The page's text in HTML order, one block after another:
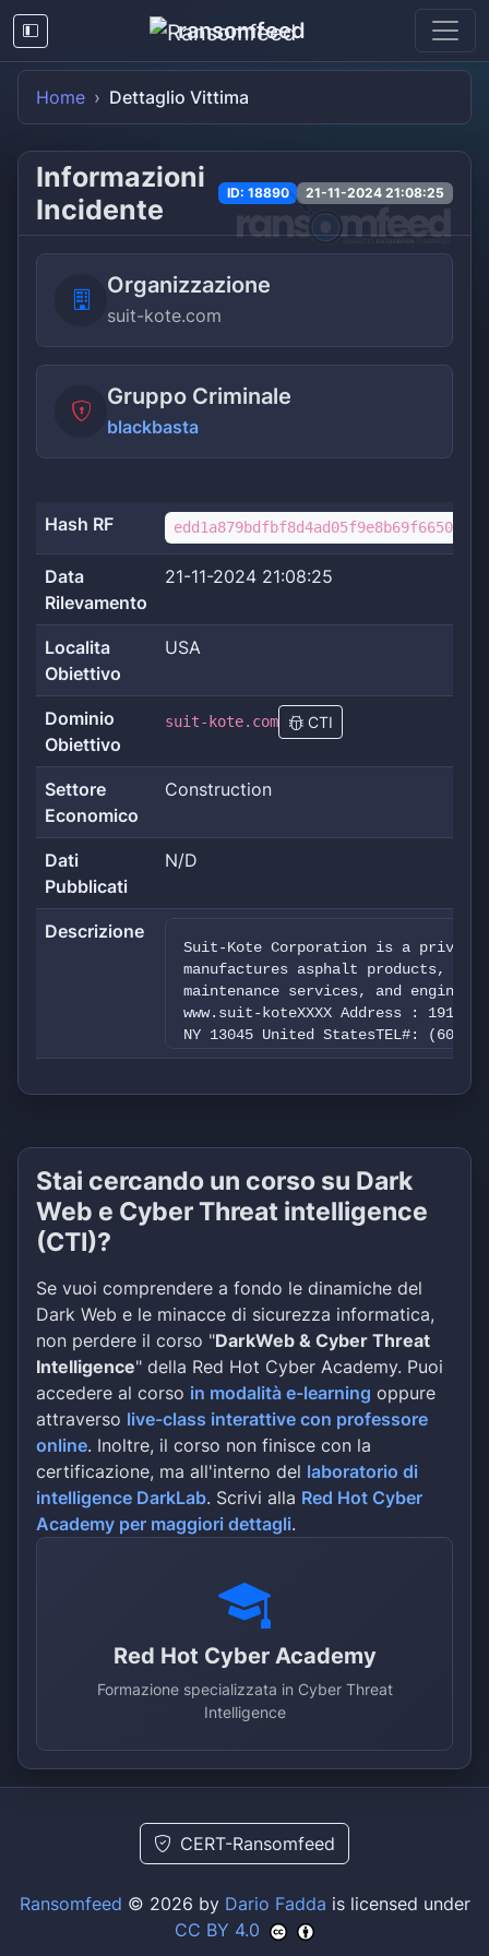
ransomfeed
Home Dettaglio Vittima
Informazioni
Incidente
ID: 18890 21-11-2024 21:08:25
Organizzazione
suit-kote.com
Gruppo Criminale
blackbasta
Hash RF
Data
Rilevamento
21-11-2024 21:08:25
Localita
Obiettivo
USA
Dominio
Obiettivo
suit-kote.com CTI
Settore
Economico
Construction
Dati
Pubblicati
N/D
Descrizione
Suit-Kote Corporation is a
manufactures asphalt products,
maintenance services, and
www.suit-koteXXXX Address : 1911
NY 13045 United StatesTEL#: (607)
1. Personal documents, employees
agrements, NDAs data & etc…
Stai cercando un corso su Dark
Web e Cyber Threat intelligence
(CTI)?
Se vuoi comprendere a fondo le dinamiche del
Dark Web e le minacce di sicurezza informatica,
non perdere il corso "DarkWeb & Cyber Threat
Intelligence" della Red Hot Cyber Academy. Puoi
accedere al corso in modalità e-learning oppure
attraverso live-class interattive con professore
online. Inoltre, il corso non finisce con la
certificazione, ma all'interno del laboratorio di
intelligence DarkLab. Scrivi alla Red Hot Cyber
Academy per maggiori dettagli.
Red Hot Cyber Academy
Formazione specializzata in Cyber Threat
Intelligence
CERT-Ransomfeed
Ransomfeed © 2026 by Dario Fadda is licensed under
CC BY 4.0